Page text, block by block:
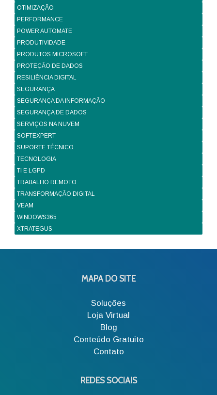
OTIMIZAÇÃO
PERFORMANCE
POWER AUTOMATE
PRODUTIVIDADE
PRODUTOS MICROSOFT
PROTEÇÃO DE DADOS
RESILIÊNCIA DIGITAL
SEGURANÇA
SEGURANÇA DA INFORMAÇÃO
SEGURANÇA DE DADOS
SERVIÇOS NA NUVEM
SOFTEXPERT
SUPORTE TÉCNICO
TECNOLOGIA
TI E LGPD
TRABALHO REMOTO
TRANSFORMAÇÃO DIGITAL
VEAM
WINDOWS365
XTRATEGUS
MAPA DO SITE
Soluções
Loja Virtual
Blog
Conteúdo Gratuito
Contato
REDES SOCIAIS